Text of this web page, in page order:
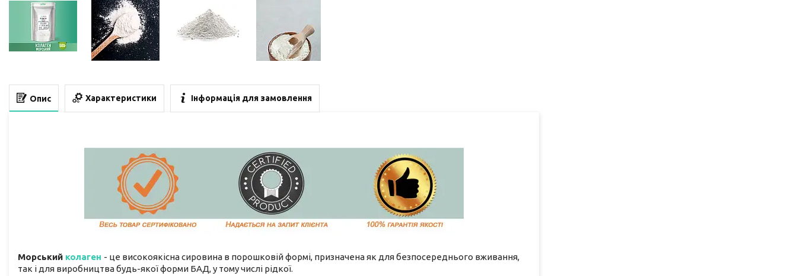
Опис Характеристики Інформація для замовлення
Морський колаген - це високоякісна сировина в порошковій формі, призначена як для безпосереднього вживання,
так і для виробництва будь-якої форми БАД, у тому числі рідкої.